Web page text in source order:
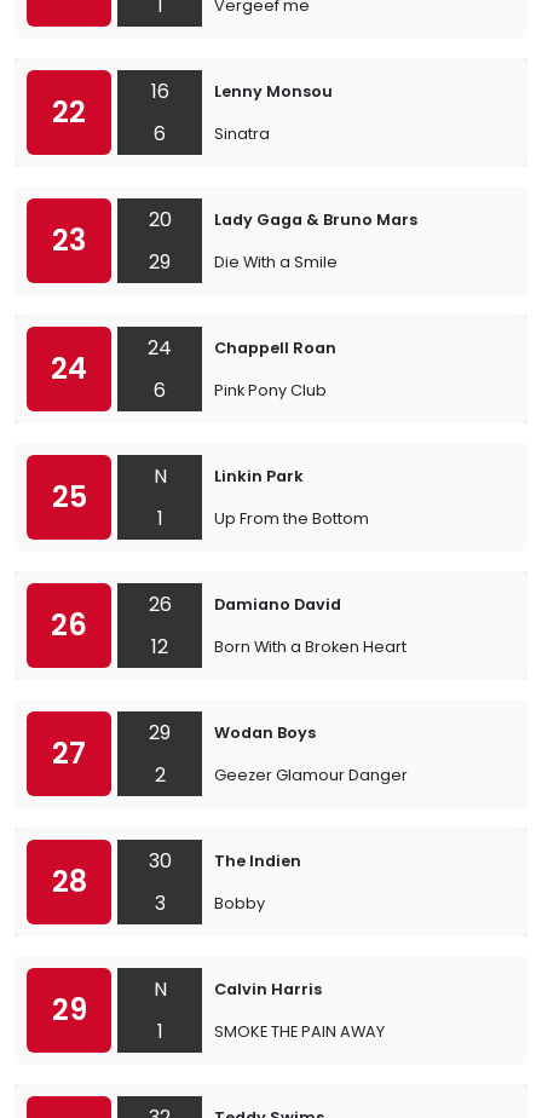
Vergeef me
22
16
6
Lenny Monsou
Sinatra
23
20
29
Lady Gaga & Bruno Mars
Die With a Smile
24
24
6
Chappell Roan
Pink Pony Club
25
N
1
Linkin Park
Up From the Bottom
26
26
12
Damiano David
Born With a Broken Heart
27
29
2
Wodan Boys
Geezer Glamour Danger
28
30
3
The Indien
Bobby
29
N
1
Calvin Harris
SMOKE THE PAIN AWAY